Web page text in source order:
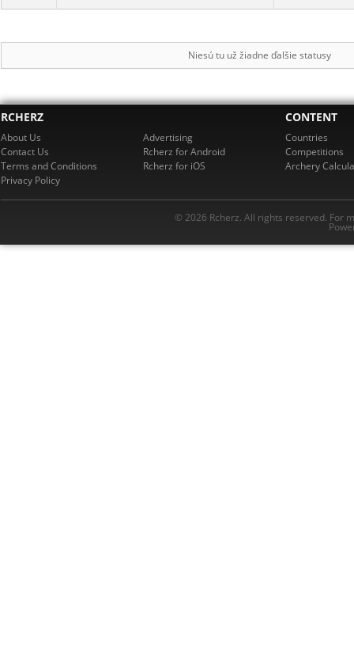
Niesú tu už žiadne ďalšie statusy
RCHERZ
About Us
Contact Us
Terms and Conditions
Privacy Policy
Advertising
Rcherz for Android
Rcherz for iOS
CONTENT
Countries
Competitions
Archery
© 2026 Rcherz. All rights reserved. For